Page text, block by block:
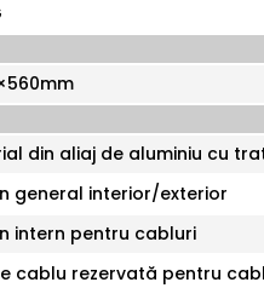
din aliaj de aluminiu cu
general interior/exterior
intern pentru cabluri
cablu rezervată pentru